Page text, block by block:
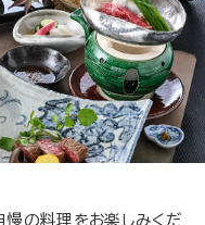
の料理をお楽しみくだ